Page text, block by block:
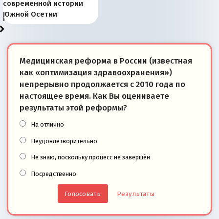
тем, что они -
победители
Запада рассказала о
«переобувании» хозяев
перемены: 15 шагов к
суверенной экономике
Европы
сбрасывать балласт
Анкориджа
года: первые уступки во
внутренней политике
сегодня
Варшаве не поможет её
отношениям с Россией?
современной истории
Южной Осетии
Медицинская реформа в России (известная
как «оптимизация здравоохранения»)
непрерывно продолжается с 2010 года по
настоящее время. Как Вы оцениваете
результаты этой реформы?
На отлично
Неудовлетворительно
Не знаю, поскольку процесс не завершён
Посредственно
Результаты